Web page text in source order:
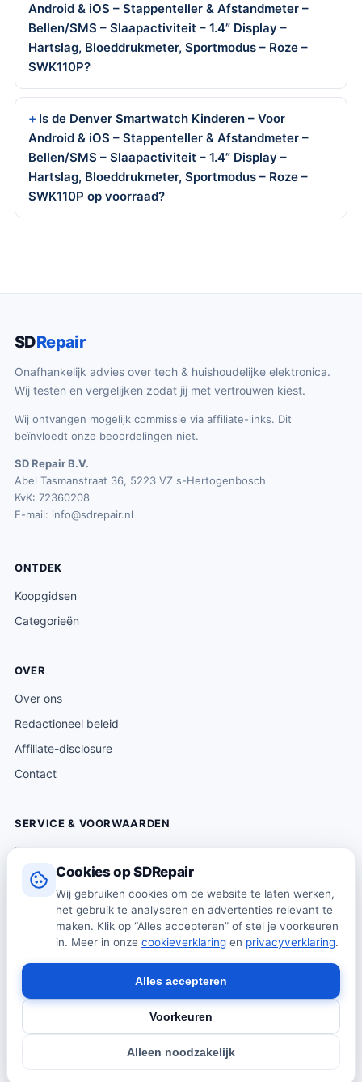
Cookies op SDRepair
Wij gebruiken cookies om de website te laten werken,
het gebruik te analyseren en advertenties relevant te
maken. Klik op “Alles accepteren” of stel je voorkeuren
in. Meer in onze cookieverklaring en privacyverklaring.
Alleen noodzakelijk
Voorkeuren
Alles accepteren
Android & iOS – Stappenteller & Afstandmeter –
Bellen/SMS – Slaapactiviteit – 1.4” Display –
Hartslag, Bloeddrukmeter, Sportmodus – Roze –
SWK110P?
Is de Denver Smartwatch Kinderen – Voor
Android & iOS – Stappenteller & Afstandmeter –
Bellen/SMS – Slaapactiviteit – 1.4” Display –
Hartslag, Bloeddrukmeter, Sportmodus – Roze –
SWK110P op voorraad?
SDRepair
Onafhankelijk advies over tech & huishoudelijke elektronica.
Wij testen en vergelijken zodat jij met vertrouwen kiest.
Wij ontvangen mogelijk commissie via affiliate-links. Dit
beïnvloedt onze beoordelingen niet.
SD Repair B.V.
Abel Tasmanstraat 36, 5223 VZ s-Hertogenbosch
KvK: 72360208
E-mail: info@sdrepair.nl
ONTDEK
Koopgidsen
Categorieën
OVER
Over ons
Redactioneel beleid
Affiliate-disclosure
Contact
SERVICE & VOORWAARDEN
Klantenservice
Verzending & levering
Retourneren
Algemene voorwaarden
verkopen zelf geen producten · Alle prijzen onder voorbehoud.